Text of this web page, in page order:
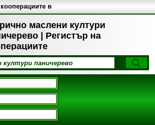
маслени култури
| Регистър на
в